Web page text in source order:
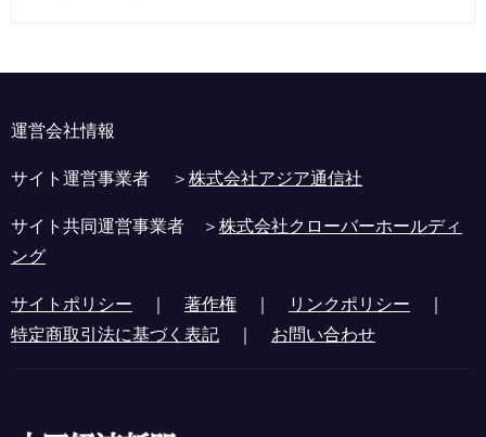
運営会社情報
サイト運営事業者 ＞株式会社アジア通信社
サイト共同運営事業者 ＞株式会社クローバーホールディ
ング
サイトポリシー ｜ 著作権 ｜ リンクポリシー ｜
特定商取引法に基づく表記 ｜ お問い合わせ